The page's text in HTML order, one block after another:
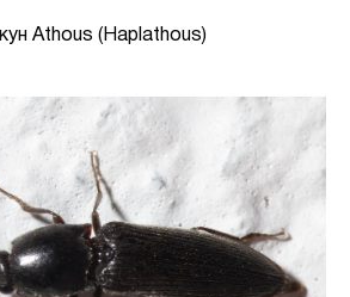
Athous (Haplathous)